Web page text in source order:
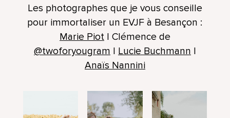
Les photographes que je vous conseille
pour immortaliser un EVJF à Besançon :
Marie Piot| Clémence de
@twoforyougram | Lucie Buchmann |
Anaïs Nannini